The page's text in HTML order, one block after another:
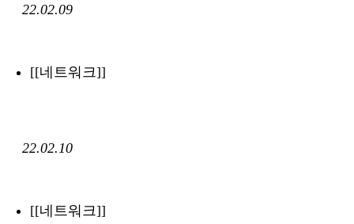
22.02.09
[[네트워크]]
22.02.10
[[네트워크]]